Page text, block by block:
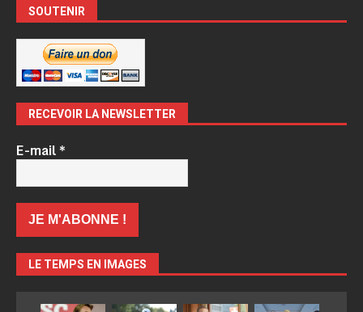
SOUTENIR
RECEVOIR LA NEWSLETTER
E-mail*
LE TEMPS EN IMAGES